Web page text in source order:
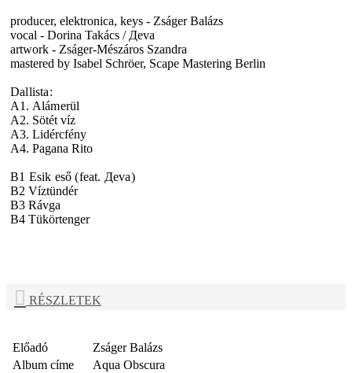
producer, elektronica, keys - Zságer Balázs
vocal - Dorina Takács / Дeva
artwork - Zságer-Mészáros Szandra
mastered by Isabel Schröer, Scape Mastering Berlin
Dallista:
A1. Alámerül
A2. Sötét víz
A3. Lidércfény
A4. Pagana Rito
B1 Esik eső (feat. Дeva)
B2 Víztündér
B3 Rávga
B4 Tükörtenger
RÉSZLETEK
Előadó
Zságer Balázs
Album címe
Aqua Obscura